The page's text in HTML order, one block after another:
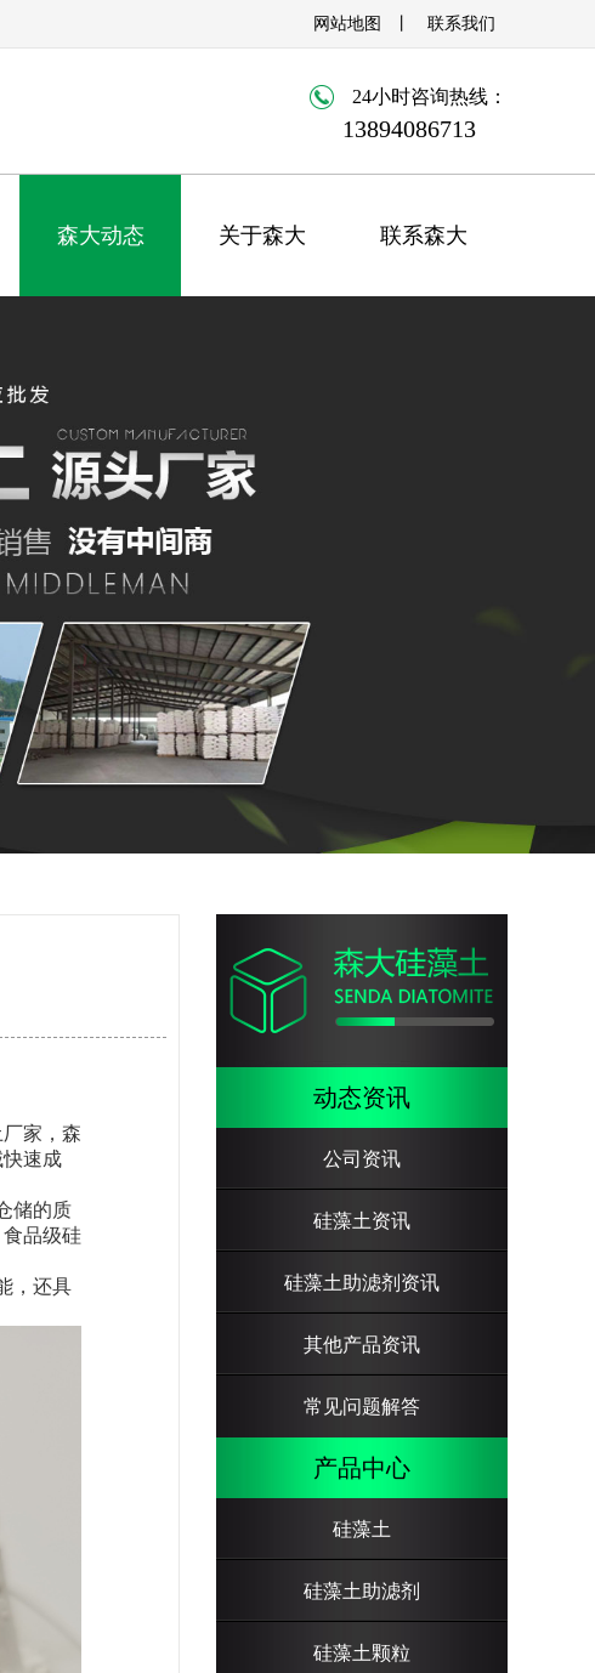
网站地图 联系我们
24小时咨询热线：
13894086713
森大动态 关于森大 联系森大
家，森
速成
储的质
食品级硅
，还具
动态资讯
公司资讯
硅藻土资讯
硅藻土助滤剂资讯
其他产品资讯
常见问题解答
产品中心
硅藻土
硅藻土助滤剂
硅藻土颗粒